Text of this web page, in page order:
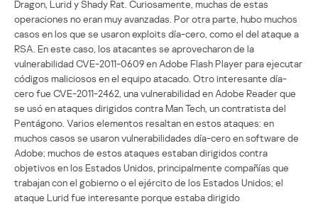
Dragon, Lurid y Shady Rat. Curiosamente, muchas de estas
operaciones no eran muy avanzadas. Por otra parte, hubo muchos
casos en los que se usaron exploits día-cero, como el del ataque a
RSA. En este caso, los atacantes se aprovecharon de la
vulnerabilidad CVE-2011-0609 en Adobe Flash Player para ejecutar
códigos maliciosos en el equipo atacado. Otro interesante día-
cero fue CVE-2011-2462, una vulnerabilidad en Adobe Reader que
se usó en ataques dirigidos contra Man Tech, un contratista del
Pentágono. Varios elementos resaltan en estos ataques: en
muchos casos se usaron vulnerabilidades día-cero en software de
Adobe; muchos de estos ataques estaban dirigidos contra
objetivos en los Estados Unidos, principalmente compañías que
trabajan con el gobierno o el ejército de los Estados Unidos; el
ataque Lurid fue interesante porque estaba dirigido